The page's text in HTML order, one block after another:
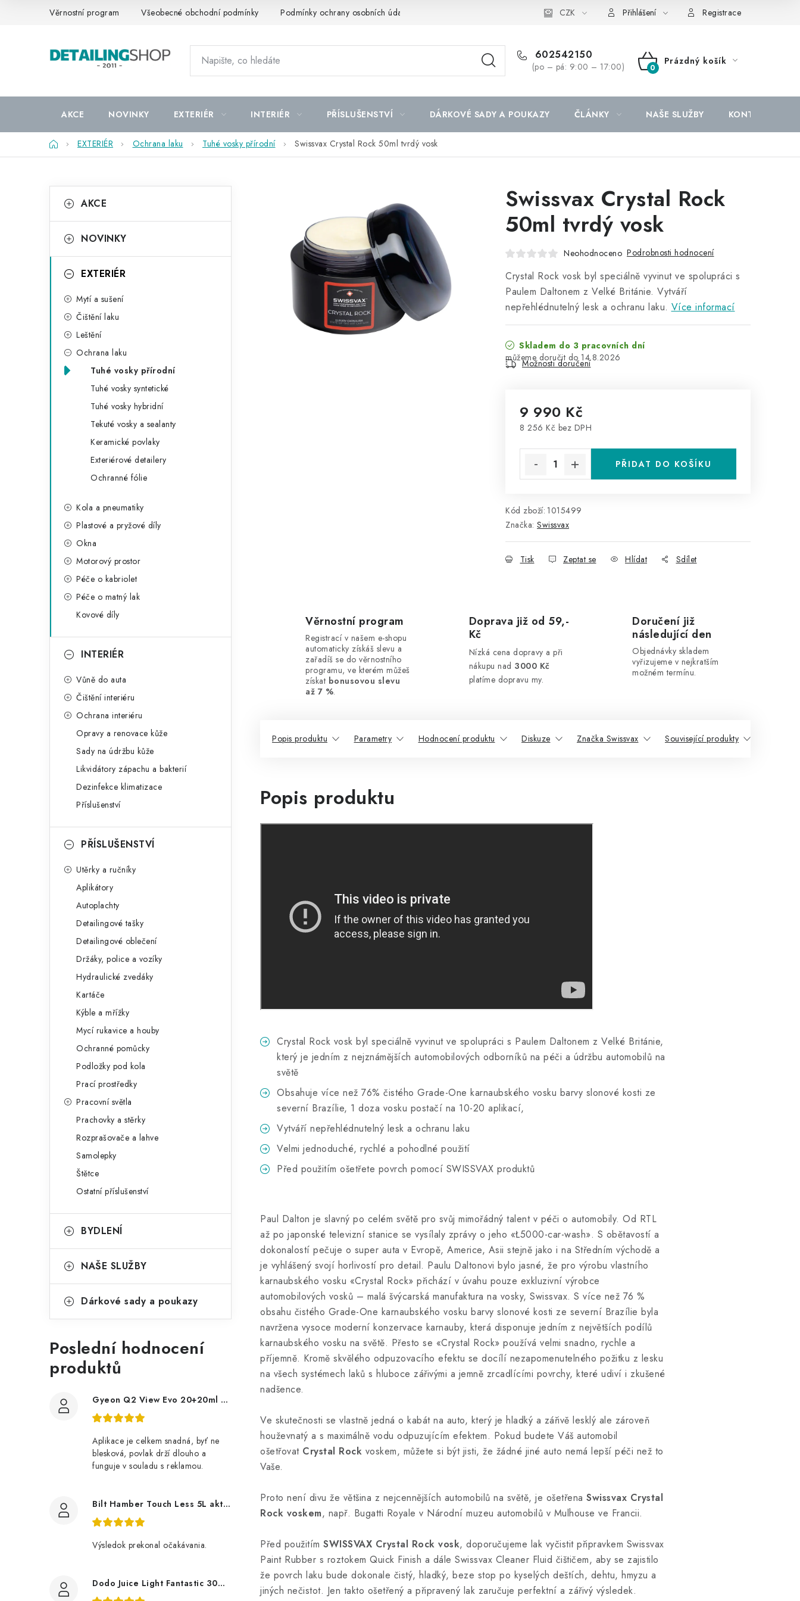
Věrnostní program Všeobecné obchodní podmínky Podmínky ochrany osobních údajů CZK Přihlášení Registrace
602542150
(po – pá: 9:00 – 17:00)
NÁKUPNÍ
Prázdný košík
AKCE NOVINKY EXTERIÉR INTERIÉR PŘÍSLUŠENSTVÍ DÁRKOVÉ SADY A POUKAZY ČLÁNKY NAŠE SLUŽBY KONTAKTY
DomůEXTERIÉR Ochrana laku Tuhé vosky přírodní Swissvax Crystal Rock 50ml tvrdý vosk
o
t
kategorie
a
e
AKCE
NOVINKY
EXTERIÉR
Mytí a sušení
Čištění laku
Leštění
Ochrana laku
Tuhé vosky přírodní
Tuhé vosky syntetické
Tuhé vosky hybridní
Tekuté vosky a sealanty
Keramické povlaky
Exteriérové detailery
Ochranné fólie
Kola a pneumatiky
Plastové a pryžové díly
Okna
Motorový prostor
Péče o kabriolet
Péče o matný lak
Kovové díly
INTERIÉR
Vůně do auta
Čištění interiéru
Ochrana interiéru
Opravy a renovace kůže
Sady na údržbu kůže
Likvidátory zápachu a bakterií
Dezinfekce klimatizace
Příslušenství
PŘÍSLUŠENSTVÍ
Utěrky a ručníky
Aplikátory
Autoplachty
Detailingové tašky
Detailingové oblečení
Držáky, police a vozíky
Hydraulické zvedáky
Kartáče
Kýble a mřížky
Mycí rukavice a houby
Ochranné pomůcky
Podložky pod kola
Prací prostředky
Pracovní světla
Prachovky a stěrky
Rozprašovače a lahve
Samolepky
Štětce
Ostatní příslušenství
BYDLENÍ
NAŠE SLUŽBY
Dárkové sady a poukazy
Poslední hodnocení
produktů
Gyeon Q2 View Evo 20+20ml nanopovlak na okna
Aplikace je celkem snadná, byť ne
blesková, povlak drží dlouho a
funguje v souladu s reklamou.
Bilt Hamber Touch Less 5L aktivní pěna
Výsledok prekonal očakávania.
Dodo Juice Light Fantastic 30ml měkký vosk
Swissvax Crystal Rock
50ml tvrdý vosk
Neohodnoceno Podrobnosti hodnocení
Crystal Rock vosk byl speciálně vyvinut ve spolupráci s
Paulem Daltonem z Velké Británie. Vytváří
nepřehlédnutelný lesk a ochranu laku. Více informací
Skladem do 3 pracovních dní
14.8.2026
Možnosti doručení
9 990 Kč
8 256 Kč bez DPH
PŘIDAT DO KOŠÍKU
Kód zboží: 1015499
Značka: Swissvax
Tisk Zeptat se Hlídat Sdílet
Věrnostní program
Registrací v našem e-shopu
automaticky získáš slevu a
zařadíš se do věrnostního
programu, ve kterém můžeš
získat bonusovou slevu
až 7 %.
Doprava již od 59,-
Kč
Nízká cena dopravy a při
nákupu nad 3000 Kč
platíme dopravu my.
Doručení již
následující den
Objednávky skladem
vyřizujeme v nejkratším
možném termínu.
Popis produktu Parametry Hodnocení produktu Diskuze Značka Swissvax Související produkty
Popis produktu
Crystal Rock vosk byl speciálně vyvinut ve spolupráci s Paulem Daltonem z Velké Británie,
který je jedním z nejznámějších automobilových odborníků na péči a údržbu automobilů na
světě
Obsahuje více než 76% čistého Grade-One karnaubského vosku barvy slonové kosti ze
severní Brazílie, 1 doza vosku postačí na 10-20 aplikací,
Vytváří nepřehlédnutelný lesk a ochranu laku
Velmi jednoduché, rychlé a pohodlné použití
Před použitím ošetřete povrch pomocí SWISSVAX produktů
Paul Dalton je slavný po celém světě pro svůj mimořádný talent v péči o automobily. Od RTL
až po japonské televizní stanice se vysílaly zprávy o jeho «Ł5000-car-wash». S obětavostí a
dokonalostí pečuje o super auta v Evropě, Americe, Asii stejně jako i na Středním východě a
je vyhlášený svojí horlivostí pro detail. Paulu Daltonovi bylo jasné, že pro výrobu vlastního
karnaubského vosku «Crystal Rock» přichází v úvahu pouze exkluzivní výrobce
automobilových vosků – malá švýcarská manufaktura na vosky, Swissvax. S více než 76 %
obsahu čistého Grade-One karnaubského vosku barvy slonové kosti ze severní Brazílie byla
navržena vysoce moderní konzervace karnauby, která disponuje jedním z největších podílů
karnaubského vosku na světě. Přesto se «Crystal Rock» používá velmi snadno, rychle a
příjemně. Kromě skvělého odpuzovacího efektu se docílí nezapomenutelného požitku z lesku
na všech systémech laků s hluboce zářivými a jemně zrcadlícími povrchy, které udiví i zkušené
nadšence.
Ve skutečnosti se vlastně jedná o kabát na auto, který je hladký a zářivě lesklý ale zároveň
houževnatý a s maximálně vodu odpuzujícím efektem. Pokud budete Váš automobil
ošetřovat Crystal Rock voskem, můžete si být jisti, že žádné jiné auto nemá lepší péči než to
Vaše.
Proto není divu že většina z nejcennějších automobilů na světě, je ošetřena Swissvax Crystal
Rock voskem, např. Bugatti Royale v Národní muzeu automobilů v Mulhouse ve Francii.
Před použitím SWISSVAX Crystal Rock vosk, doporučujeme lak vyčistit připravkem Swissvax
Paint Rubber s roztokem Quick Finish a dále Swissvax Cleaner Fluid čištičem, aby se zajistilo
že povrch laku bude dokonale čistý, hladký, beze stop po kyselých deštích, dehtu, hmyzu a
jiných nečistot. Jen takto ošetřený a připravený lak zaručuje perfektní a zářivý výsledek.